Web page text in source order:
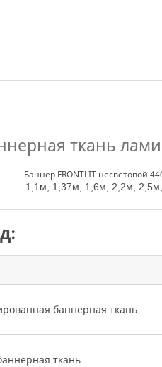
ткань
Баннер FRONTLIT несветовой
1,1м, 1,37м, 1,6м, 2,2м,
баннерная ткань
ткань